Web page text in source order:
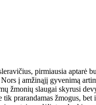
pirmiausia aptarė
į am­ži­ną­jį gy­ve­ni­mą
žmo­nių slau­gai sky­ru­si
tik pra­ran­da­mas žmo­gus,